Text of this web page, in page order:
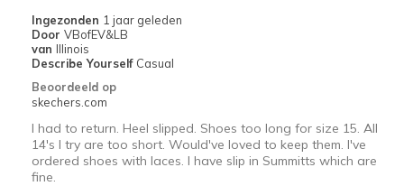
Special Occasions
Sizing
Feels true to size
View On Shoes
I'm Into Shoes
Ingezonden 1 jaar geleden
Door VBofEV&LB
van Illinois
Describe Yourself Casual
Beoordeeld op
skechers.com
I had to return. Heel slipped. Shoes too long for size 15. All
14's I try are too short. Would've loved to keep them. I've
ordered shoes with laces. I have slip in Summitts which are
fine.